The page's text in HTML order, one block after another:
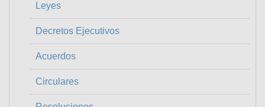
Leyes
Decretos Ejecutivos
Acuerdos
Circulares